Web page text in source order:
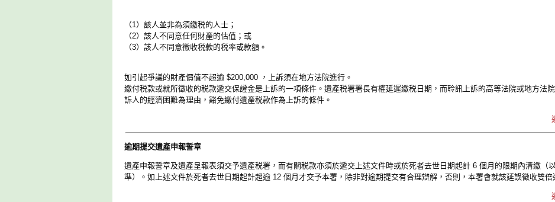
（1）該人並非為須繳税的人士；
（2）該人不同意任何財產的估值；或
（3）該人不同意徵收税款的税率或款額。
如引起爭議的財產價值不超逾 $200,000 ，上訴須在地方法院進行。
繳付税款或就所徵收的税款遞交保證金是上訴的一項條件。遺產税署署長有權延遲繳税日期，而聆訊上訴的高等法院或地方法
訴人的經濟困難為理由，豁免繳付遺產税款作為上訴的條件。
逾期提交遺產申報誓章
遺產申報誓章及遺產呈報表須交予遺產税署，而有關税款亦須於遞交上述文件時或於死者去世日期起計 6 個月的限期內清繳（
準）。如上述文件於死者去世日期起計超逾 12 個月才交予本署，除非對逾期提交有合理辯解，否則，本署會就該延誤徵收雙倍